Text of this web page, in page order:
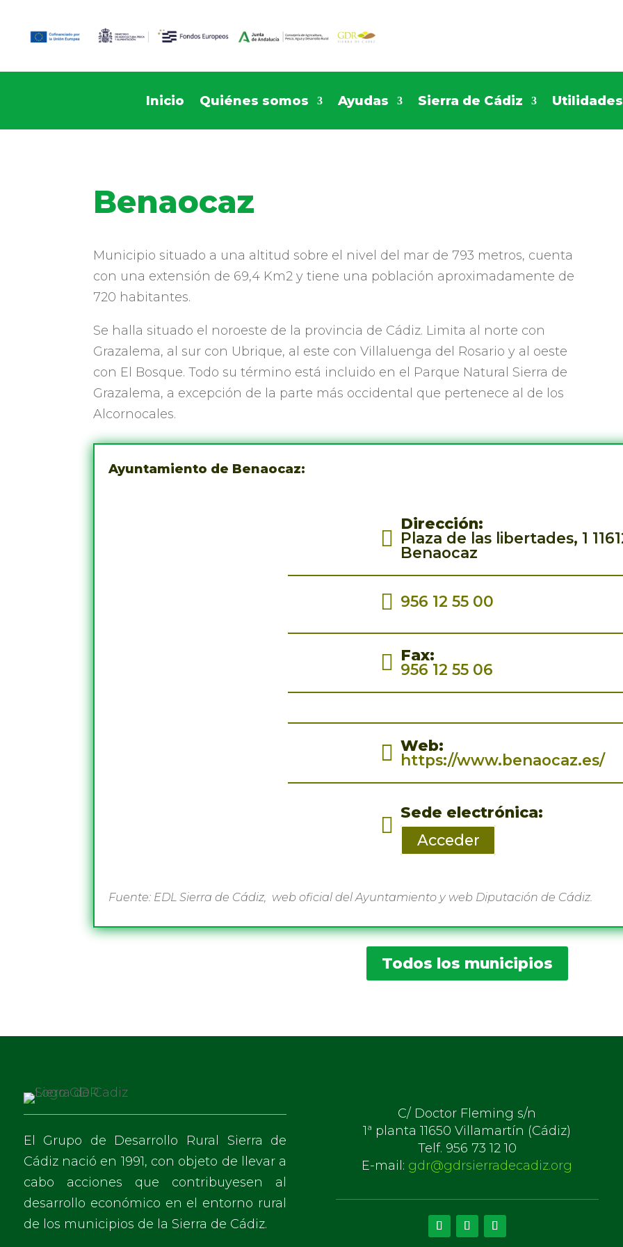
Inicio Quiénes somos Ayudas Sierra de Cádiz Utilidades
Benaocaz
Municipio situado a una altitud sobre el nivel del mar de 793 metros, cuenta
con una extensión de 69,4 Km2 y tiene una población aproximadamente de
720 habitantes.
Se halla situado el noroeste de la provincia de Cádiz. Limita al norte con
Grazalema, al sur con Ubrique, al este con Villaluenga del Rosario y al oeste
con El Bosque. Todo su término está incluido en el Parque Natural Sierra de
Grazalema, a excepción de la parte más occidental que pertenece al de los
Alcornocales.
Ayuntamiento de Benaocaz:
Dirección:
Plaza de las libertades, 1
Benaocaz
956 12 55 00
Fax:
956 12 55 06
Web:
https://www.benaocaz.es/
Sede electrónica:
Acceder
Fuente: EDL Sierra de Cádiz, web oficial del Ayuntamiento y web Diputación de Cádiz.
Todos los municipios
El Grupo de Desarrollo Rural Sierra de
Cádiz nació en 1991, con objeto de llevar a
cabo acciones que contribuyesen al
desarrollo económico en el entorno rural
de los municipios de la Sierra de Cádiz.
C/ Doctor Fleming s/n
1ª planta 11650 Villamartín (Cádiz)
Telf. 956 73 12 10
E-mail: gdr@gdrsierradecadiz.org